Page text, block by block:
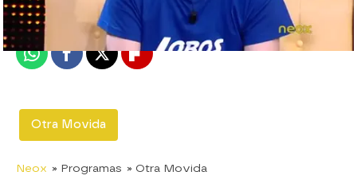
Publicado: 27 de junio de 2012, 17:10
WhatsappFacebook
X Flipboard
Otra Movida
Neox » Programas » Otra Movida